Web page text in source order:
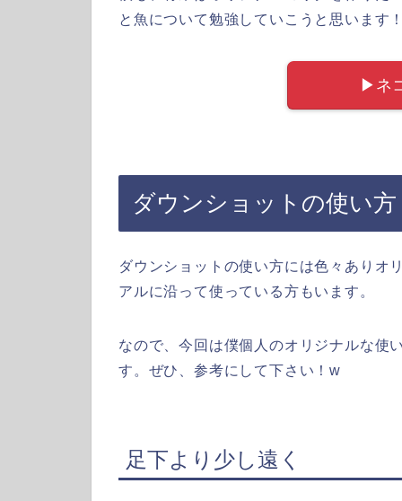
と魚について勉強していこうと思います
▶︎ネ
ダウンショットの使い方
ダウンショットの使い方には色々ありオ
アルに沿って使っている方もいます。
なので、今回は僕個人のオリジナルな使
す。ぜひ、参考にして下さい！w
足下より少し遠く